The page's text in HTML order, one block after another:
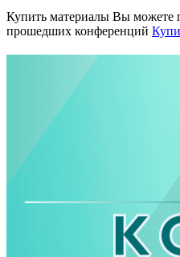
Купить материалы Вы можете
прошедших конференций